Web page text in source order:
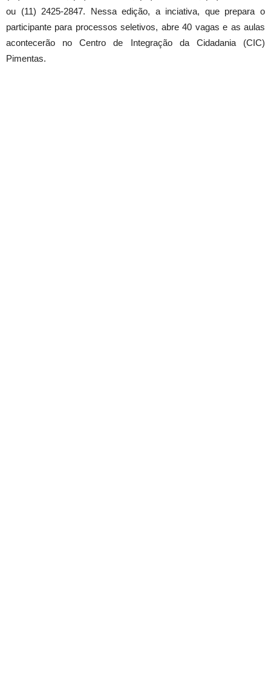
ou (11) 2425-2847. Nessa edição, a inciativa, que prepara o
participante para processos seletivos, abre 40 vagas e as aulas
acontecerão no Centro de Integração da Cidadania (CIC)
Pimentas.